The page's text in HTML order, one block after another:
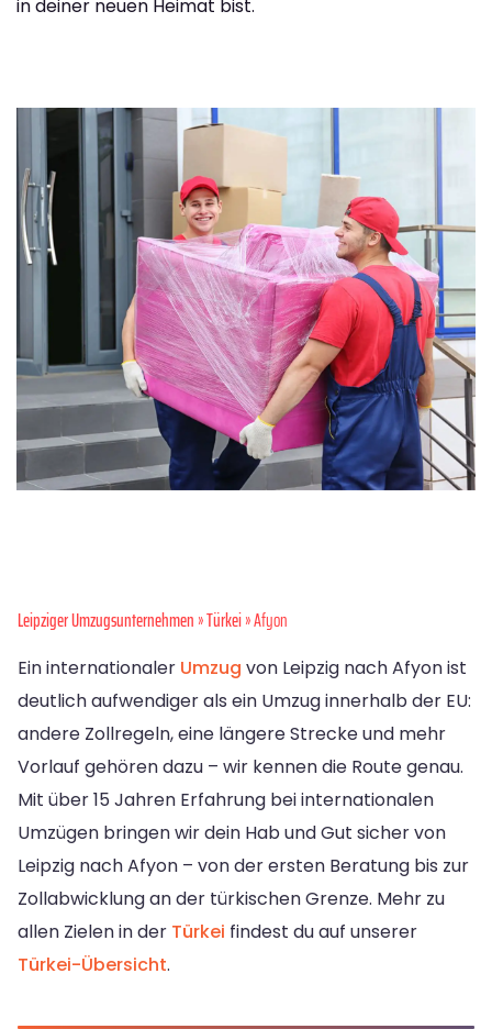
in deiner neuen Heimat bist.
Leipziger Umzugsunternehmen»Türkei» Afyon
Ein internationaler Umzug von Leipzig nach Afyon ist
deutlich aufwendiger als ein Umzug innerhalb der EU:
andere Zollregeln, eine längere Strecke und mehr
Vorlauf gehören dazu – wir kennen die Route genau.
Mit über 15 Jahren Erfahrung bei internationalen
Umzügen bringen wir dein Hab und Gut sicher von
Leipzig nach Afyon – von der ersten Beratung bis zur
Zollabwicklung an der türkischen Grenze. Mehr zu
allen Zielen in der Türkei findest du auf unserer
Türkei-Übersicht.